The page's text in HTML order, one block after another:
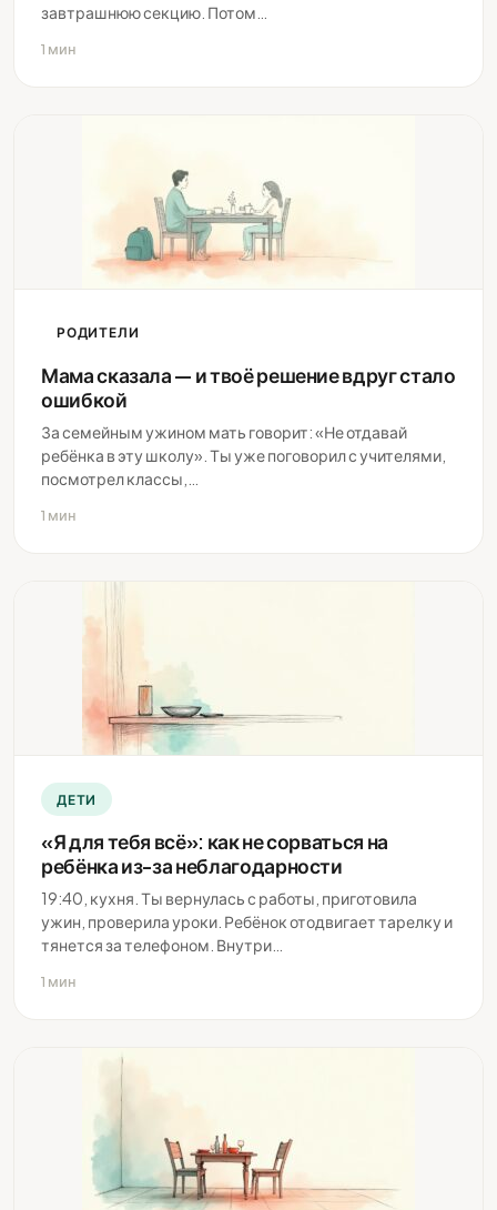
завтрашнюю секцию. Потом…
1 мин
РОДИТЕЛИ
Мама сказала — и твоё решение вдруг стало
ошибкой
За семейным ужином мать говорит: «Не отдавай
ребёнка в эту школу». Ты уже поговорил с учителями,
посмотрел классы,…
1 мин
ДЕТИ
«Я для тебя всё»: как не сорваться на
ребёнка из-за неблагодарности
19:40, кухня. Ты вернулась с работы, приготовила
ужин, проверила уроки. Ребёнок отодвигает тарелку и
тянется за телефоном. Внутри…
1 мин